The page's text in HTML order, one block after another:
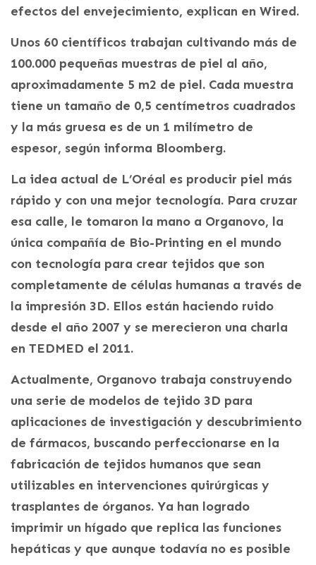
efectos del envejecimiento, explican en Wired.
Unos 60 científicos trabajan cultivando más de
100.000 pequeñas muestras de piel al año,
aproximadamente 5 m2 de piel. Cada muestra
tiene un tamaño de 0,5 centímetros cuadrados
y la más gruesa es de un 1 milímetro de
espesor, según informa Bloomberg.
La idea actual de L’Oréal es producir piel más
rápido y con una mejor tecnología. Para cruzar
esa calle, le tomaron la mano a Organovo, la
única compañía de Bio-Printing en el mundo
con tecnología para crear tejidos que son
completamente de células humanas a través de
la impresión 3D. Ellos están haciendo ruido
desde el año 2007 y se merecieron una charla
en TEDMED el 2011.
Actualmente, Organovo trabaja construyendo
una serie de modelos de tejido 3D para
aplicaciones de investigación y descubrimiento
de fármacos, buscando perfeccionarse en la
fabricación de tejidos humanos que sean
utilizables en intervenciones quirúrgicas y
trasplantes de órganos. Ya han logrado
imprimir un hígado que replica las funciones
hepáticas y que aunque todavía no es posible